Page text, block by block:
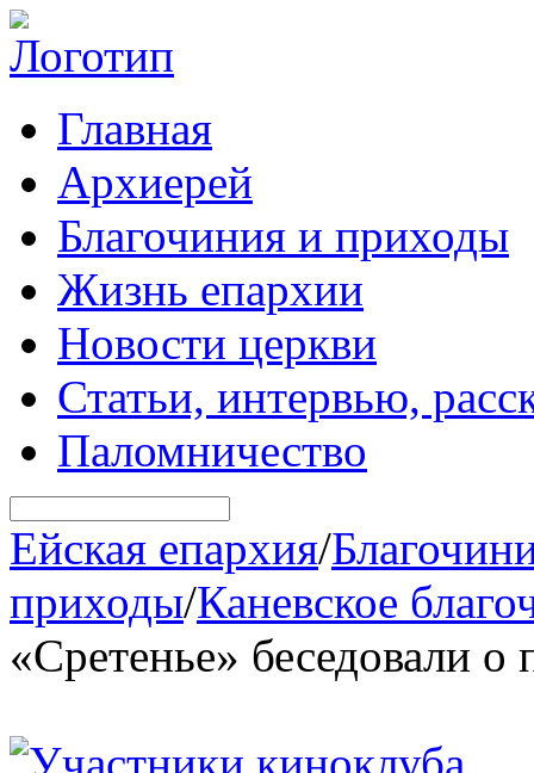
Главная
Архиерей
Благочиния и приходы
Жизнь епархии
Новости церкви
Статьи, интервью,
Паломничество
Ейская епархия/
приходы/Каневское
«Сретенье» беседовали о